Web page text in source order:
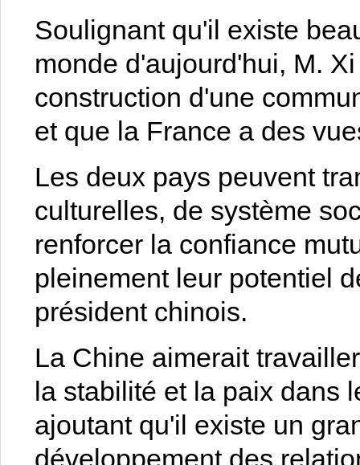
Soulignant qu'il existe
monde d'aujourd'hui, M.
construction d'une
et que la France a des
Les deux pays peuvent
culturelles, de système
renforcer la confiance
pleinement leur potentiel
président chinois.
La Chine aimerait
la stabilité et la paix dans
ajoutant qu'il existe un
développement des